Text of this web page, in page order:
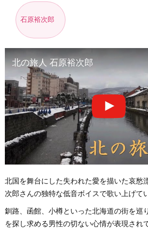
石原裕次郎
北の旅人 石原裕次郎
北国を舞台にした失われた愛を描いた哀愁
次郎さんの独特な低音ボイスで歌い上げて
釧路、函館、小樽といった北海道の街を巡
を探し求める男性の切ない心情が表現され